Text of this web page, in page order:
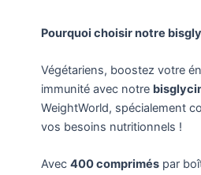
Pourquoi choisir notre
Végétariens, boostez votre
immunité avec notre
WeightWorld, spécialement
vos besoins nutritionnels !
Avec 400 compriméspar